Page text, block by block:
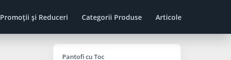
Promoţii şi Reduceri Categorii Produse Articole
Pantofi cu Toc